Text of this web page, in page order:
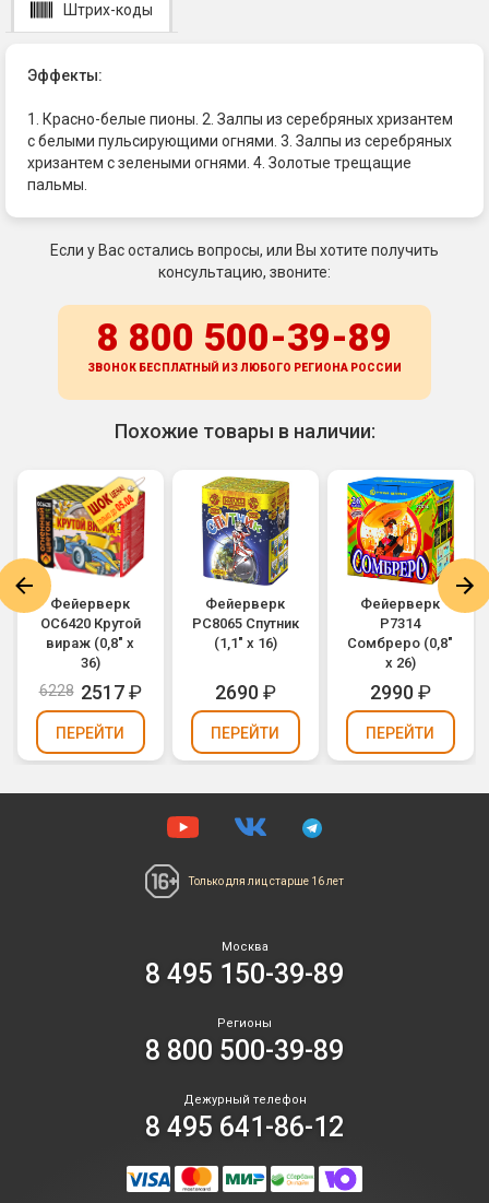
Штрих-коды
Эффекты:
1. Красно-белые пионы. 2. Залпы из серебряных хризантем
с белыми пульсирующими огнями. 3. Залпы из серебряных
хризантем с зелеными огнями. 4. Золотые трещащие
пальмы.
Если у Вас остались вопросы, или Вы хотите получить
консультацию, звоните:
8 800 500-39-89
ЗВОНОК БЕСПЛАТНЫЙ ИЗ ЛЮБОГО РЕГИОНА РОССИИ
Похожие товары в наличии:
Фейерверк
ОС6420 Крутой
вираж (0,8" х
36)
6228 2517₽
ПЕРЕЙТИ
Фейерверк
РС8065 Спутник
(1,1" х 16)
2690₽
ПЕРЕЙТИ
Фейерверк
Р7314
Сомбреро (0,8"
х 26)
2990₽
ПЕРЕЙТИ
Только для лиц старше 16 лет
Москва
8 495 150-39-89
Регионы
8 800 500-39-89
Дежурный телефон
8 495 641-86-12